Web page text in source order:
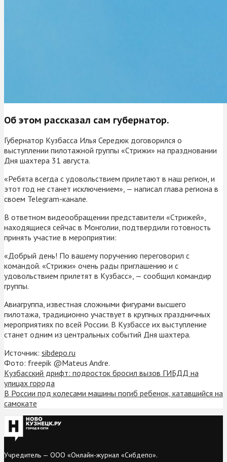
Об этом рассказал сам губернатор.
Губернатор Кузбасса Илья Середюк договорился о
выступлении пилотажной группы «Стрижи» на праздновании
Дня шахтера 31 августа.
«Ребята всегда с удовольствием прилетают в наш регион, и
этот год не станет исключением», — написал глава региона в
своем Telegram-канале.
В ответном видеообращении представители «Стрижей»,
находящиеся сейчас в Монголии, подтвердили готовность
принять участие в мероприятии:
«Добрый день! По вашему поручению переговорил с
командой. «Стрижи» очень рады приглашению и с
удовольствием прилетят в Кузбасс», — сообщил командир
группы.
Авиагруппа, известная сложными фигурами высшего
пилотажа, традиционно участвует в крупных праздничных
мероприятиях по всей России. В Кузбассе их выступление
станет одним из центральных событий Дня шахтера.
Источник: sibdepo.ru
Фото: freepik @Mateus Andre.
Кузбасский дрифт: подросток бросил вызов ГИБДД на
улицах города
В России под колесами машины погиб ребенок, катавшийся на
самокате
Учредитель — ООО «Онлайн-журнал «Сибдепо».